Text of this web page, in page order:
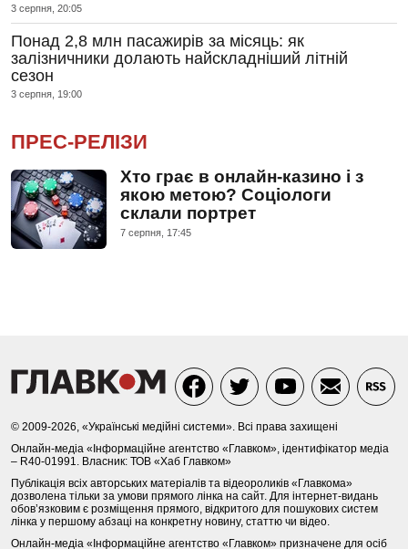
3 серпня, 20:05
Понад 2,8 млн пасажирів за місяць: як
залізничники долають найскладніший літній
сезон
3 серпня, 19:00
ПРЕС-РЕЛІЗИ
Хто грає в онлайн-казино і з
якою метою? Соціологи
склали портрет
7 серпня, 17:45
© 2009-2026, «Українські медійні системи». Всі права захищені
Онлайн-медіа «Інформаційне агентство «Главком», ідентифікатор медіа
– R40-01991. Власник: ТОВ «Хаб Главком»
Публікація всіх авторських матеріалів та відеороликів «Главкома»
дозволена тільки за умови прямого лінка на сайт. Для інтернет-видань
обов’язковим є розміщення прямого, відкритого для пошукових систем
лінка у першому абзаці на конкретну новину, статтю чи відео.
Онлайн-медіа «Інформаційне агентство «Главком» призначене для осіб